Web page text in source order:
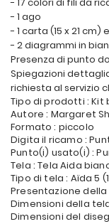
- 1 ago
- 1 carta (15 x 21 cm)
- 2 diagrammi in
Presenza di punto
Spiegazioni
richiesta al servizio
Tipo di prodotti :
Autore : Margaret
Formato : piccolo
Digita il ricamo :
Punto(i) usato(i) :
Tela : Tela Aida
Tipo di tela : Aïda 5
Presentazione
Dimensioni della
Dimensioni del